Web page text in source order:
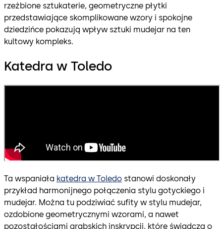
rzeźbione sztukaterie, geometryczne płytki
przedstawiające skomplikowane wzory i spokojne
dziedzińce pokazują wpływ sztuki mudejar na ten
kultowy kompleks.
Katedra w Toledo
Ta wspaniała katedra w Toledo stanowi doskonały
przykład harmonijnego połączenia stylu gotyckiego i
mudejar. Można tu podziwiać sufity w stylu mudejar,
ozdobione geometrycznymi wzorami, a nawet
pozostałościami arabskich inskrypcji, które świadczą o